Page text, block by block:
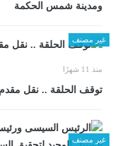
ومدينة شمس الحكمة
غير مصنف
منذ 11 شهرًا
توقف الحلقة .. نقل مقدم برنامج 90 دقيقة إلى
غير مصنف